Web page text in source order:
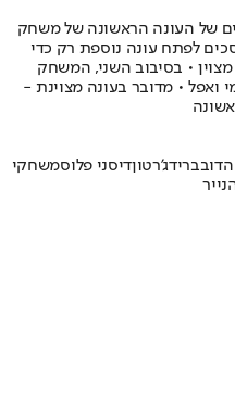
של העונה הראשונה של משחק
לפתח עונה נוספת רק כדי
• בסיבוב השני, המשחק
ואפל • מדובר בעונה מצוינת -
הדובברידג'רטוןדיסני פלוסמשחקי